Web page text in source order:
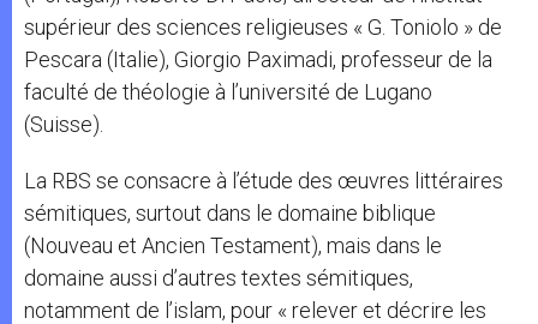
supérieur des sciences religieuses « G. Toniolo » de
Pescara (Italie), Giorgio Paximadi, professeur de la
faculté de théologie à l’université de Lugano
(Suisse).
La RBS se consacre à l’étude des œuvres littéraires
sémitiques, surtout dans le domaine biblique
(Nouveau et Ancien Testament), mais dans le
domaine aussi d’autres textes sémitiques,
notamment de l’islam, pour « relever et décrire les